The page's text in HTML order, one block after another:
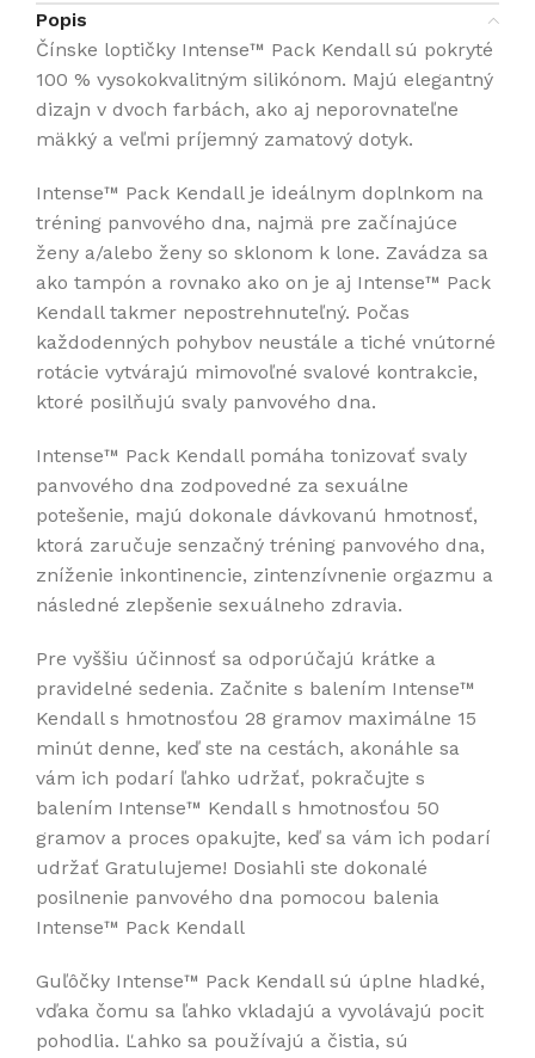
Popis
Čínske loptičky Intense™ Pack Kendall sú pokryté
100 % vysokokvalitným silikónom. Majú elegantný
dizajn v dvoch farbách, ako aj neporovnateľne
mäkký a veľmi príjemný zamatový dotyk.
Intense™ Pack Kendall je ideálnym doplnkom na
tréning panvového dna, najmä pre začínajúce
ženy a/alebo ženy so sklonom k lone. Zavádza sa
ako tampón a rovnako ako on je aj Intense™ Pack
Kendall takmer nepostrehnuteľný. Počas
každodenných pohybov neustále a tiché vnútorné
rotácie vytvárajú mimovoľné svalové kontrakcie,
ktoré posilňujú svaly panvového dna.
Intense™ Pack Kendall pomáha tonizovať svaly
panvového dna zodpovedné za sexuálne
potešenie, majú dokonale dávkovanú hmotnosť,
ktorá zaručuje senzačný tréning panvového dna,
zníženie inkontinencie, zintenzívnenie orgazmu a
následné zlepšenie sexuálneho zdravia.
Pre vyššiu účinnosť sa odporúčajú krátke a
pravidelné sedenia. Začnite s balením Intense™
Kendall s hmotnosťou 28 gramov maximálne 15
minút denne, keď ste na cestách, akonáhle sa
vám ich podarí ľahko udržať, pokračujte s
balením Intense™ Kendall s hmotnosťou 50
gramov a proces opakujte, keď sa vám ich podarí
udržať Gratulujeme! Dosiahli ste dokonalé
posilnenie panvového dna pomocou balenia
Intense™ Pack Kendall
Guľôčky Intense™ Pack Kendall sú úplne hladké,
vďaka čomu sa ľahko vkladajú a vyvolávajú pocit
pohodlia. Ľahko sa používajú a čistia, sú